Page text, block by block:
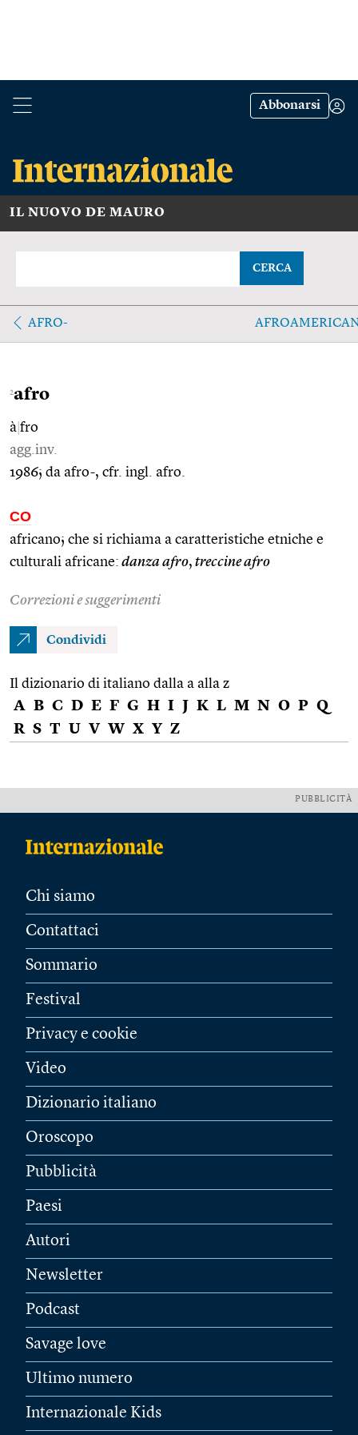
Abbonarsi
IL NUOVO DE MAURO
CERCA
AFRO-
2afro
à fro
agg.inv.
1986; da afro-, cfr. ingl. afro.
CO
africano; che si richiama a caratteristiche etniche e
culturali africane: danza afro, treccine afro
Correzioni e suggerimenti
Condividi
Il dizionario di italiano dalla a alla z
A B C D E F G H I J K L M N O P Q
R S T U V W X Y Z
PUBBLICITÀ
Chi siamo
Contattaci
Sommario
Festival
Privacy e cookie
Video
Dizionario italiano
Oroscopo
Pubblicità
Paesi
Autori
Newsletter
Podcast
Savage love
Ultimo numero
Internazionale Kids